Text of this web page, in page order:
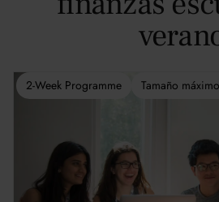
2-Week Programme Tamaño